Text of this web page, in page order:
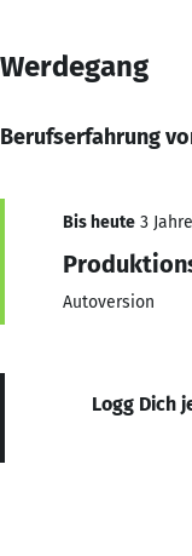
Werdegang
Berufserfahrung
Bis heute 3
Autoversion
Logg Dich